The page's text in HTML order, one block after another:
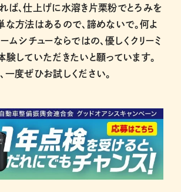
ば、仕上げに水溶き片栗粉でとろみを
な方法はあるので、諦めないで。何よ
ムシチューならではの、優しくクリーミ
験していただきたいと願っています。
一度ぜひお試しください。